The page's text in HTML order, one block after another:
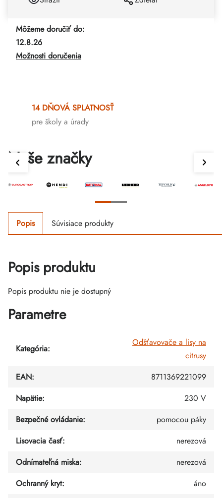
Môžeme doručiť do:
12.8.26
Možnosti doručenia
14 DŇOVÁ SPLATNOSŤ
pre školy a úrady
Naše značky
Popis Súvisiace produkty
Popis produktu
Popis produktu nie je dostupný
Parametre
Kategória:
Odšťavovače a lisy na
citrusy
EAN:
8711369221099
Napätie:
230 V
Bezpečné ovládanie:
pomocou páky
Lisovacia časť:
nerezová
Odnímateľná miska:
nerezová
Ochranný kryt:
áno